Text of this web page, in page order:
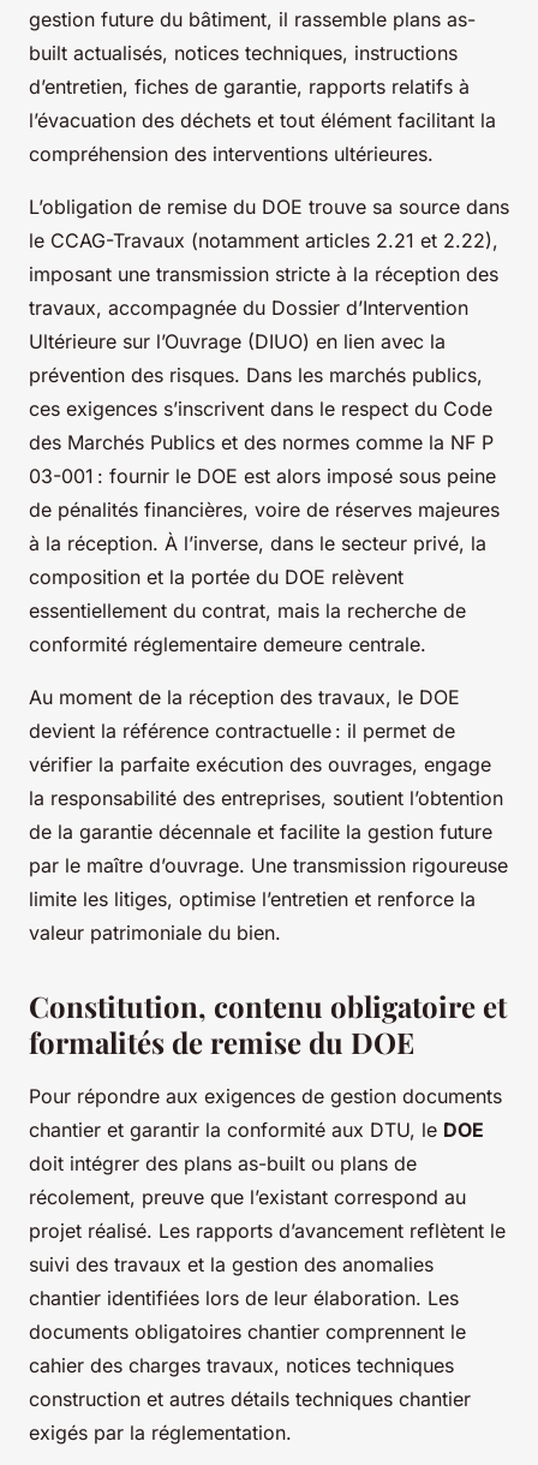
gestion future du bâtiment, il rassemble plans as-
built actualisés, notices techniques, instructions
d’entretien, fiches de garantie, rapports relatifs à
l’évacuation des déchets et tout élément facilitant la
compréhension des interventions ultérieures.
L’obligation de remise du DOE trouve sa source dans
le CCAG-Travaux (notamment articles 2.21 et 2.22),
imposant une transmission stricte à la réception des
travaux, accompagnée du Dossier d’Intervention
Ultérieure sur l’Ouvrage (DIUO) en lien avec la
prévention des risques. Dans les marchés publics,
ces exigences s’inscrivent dans le respect du Code
des Marchés Publics et des normes comme la NF P
03-001 : fournir le DOE est alors imposé sous peine
de pénalités financières, voire de réserves majeures
à la réception. À l’inverse, dans le secteur privé, la
composition et la portée du DOE relèvent
essentiellement du contrat, mais la recherche de
conformité réglementaire demeure centrale.
Au moment de la réception des travaux, le DOE
devient la référence contractuelle : il permet de
vérifier la parfaite exécution des ouvrages, engage
la responsabilité des entreprises, soutient l’obtention
de la garantie décennale et facilite la gestion future
par le maître d’ouvrage. Une transmission rigoureuse
limite les litiges, optimise l’entretien et renforce la
valeur patrimoniale du bien.
Constitution, contenu obligatoire et
formalités de remise du DOE
Pour répondre aux exigences de gestion documents
chantier et garantir la conformité aux DTU, le DOE
doit intégrer des plans as-built ou plans de
récolement, preuve que l’existant correspond au
projet réalisé. Les rapports d’avancement reflètent le
suivi des travaux et la gestion des anomalies
chantier identifiées lors de leur élaboration. Les
documents obligatoires chantier comprennent le
cahier des charges travaux, notices techniques
construction et autres détails techniques chantier
exigés par la réglementation.